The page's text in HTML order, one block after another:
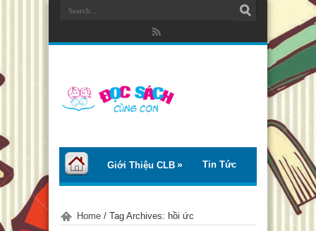
Giới Thiệu CLB Tin Tức
Home / Tag Archives: hồi ức